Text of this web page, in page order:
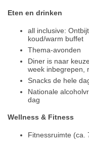
Eten en drinken
all inclusive:
koud/warm buffet
Thema-avonden
Diner is naar
week inbegrepen,
Snacks de hele
Nationale
dag
Wellness & Fitness
Fitnessruimte (ca.